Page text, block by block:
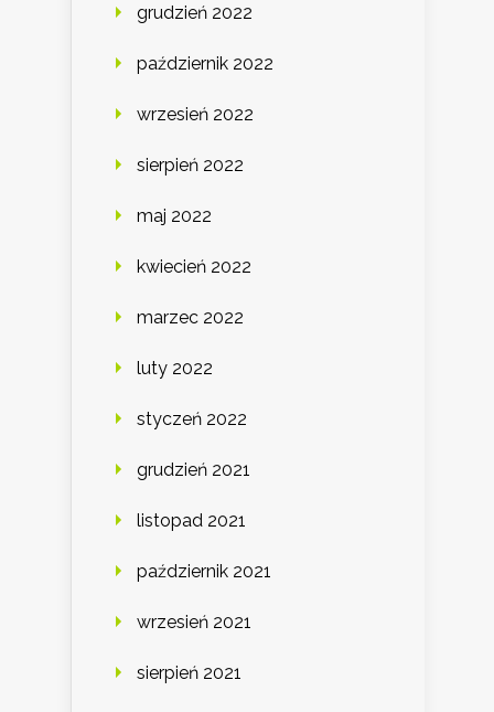
grudzień 2022
październik 2022
wrzesień 2022
sierpień 2022
maj 2022
kwiecień 2022
marzec 2022
luty 2022
styczeń 2022
grudzień 2021
listopad 2021
październik 2021
wrzesień 2021
sierpień 2021